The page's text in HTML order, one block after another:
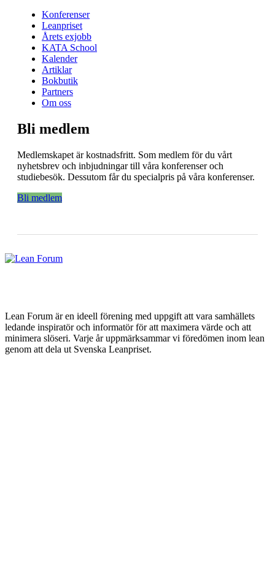
Konferenser
Leanpriset
Årets exjobb
KATA School
Kalender
Artiklar
Bokbutik
Partners
Om oss
Bli medlem
Medlemskapet är kostnadsfritt. Som medlem för du vårt
nyhetsbrev och inbjudningar till våra konferenser och
studiebesök. Dessutom får du specialpris på våra konferenser.
Bli medlem
Lean Forum är en ideell förening med uppgift att vara samhällets
ledande inspiratör och informatör för att maximera värde och att
minimera slöseri. Varje år uppmärksammar vi föredömen inom lean
genom att dela ut Svenska Leanpriset.